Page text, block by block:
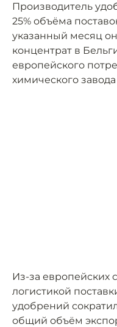
Производитель
25% объёма
указанный месяц
концентрат в
европейского
химического
Из-за европейских
логистикой
удобрений
общий объём